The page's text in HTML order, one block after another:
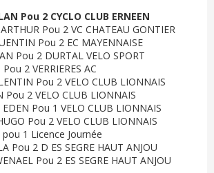
Pou 2 CYCLO CLUB ERNEEN
Pou 2 VC CHATEAU GONTIER
Pou 2 EC MAYENNAISE
Pou 2 DURTAL VELO SPORT
2 VERRIERES AC
Pou 2 VELO CLUB LIONNAIS
Pou 2 VELO CLUB LIONNAIS
Pou 1 VELO CLUB LIONNAIS
Pou 2 VELO CLUB LIONNAIS
pou 1 Licence Journée
Pou 2 D ES SEGRE HAUT ANJOU
Pou 2 ES SEGRE HAUT ANJOU